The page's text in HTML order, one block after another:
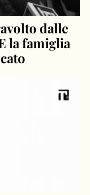
dalle
la famiglia